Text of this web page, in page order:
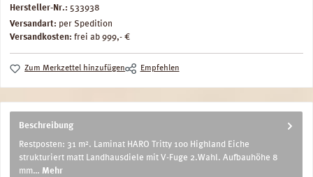
Hersteller-Nr.: 533938
Versandart: per Spedition
Versandkosten: frei ab 999,- €
Zum Merkzettel hinzufügen Empfehlen
Beschreibung
Restposten: 31 m². Laminat HARO Tritty 100 Highland Eiche
strukturiert matt Landhausdiele mit V-Fuge 2.Wahl. Aufbauhöhe 8
mm… Mehr